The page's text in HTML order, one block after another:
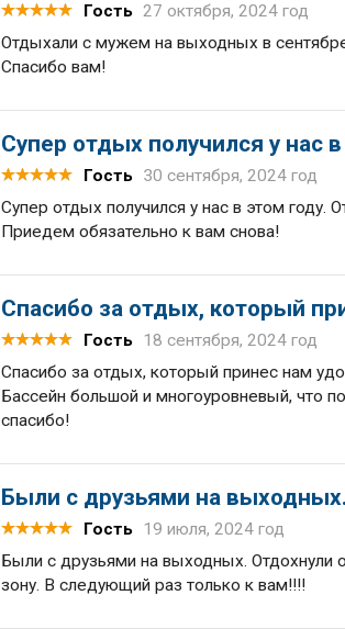
Гость 27 октября, 2024 год
Отдыхали с мужем на выходных в
Спасибо вам!
Супер отдых получился у нас
Гость 30 сентября, 2024 год
Супер отдых получился у нас в этом году.
Приедем обязательно к вам снова!
Спасибо за отдых, который
Гость
18 сентября, 2024 год
Спасибо за отдых, который принес нам
Бассейн большой и многоуровневый, что
спасибо!
Были с друзьями на
Гость
19 июля, 2024 год
Были с друзьями на выходных. Отдохнули
зону. В следующий раз только к вам!!!!